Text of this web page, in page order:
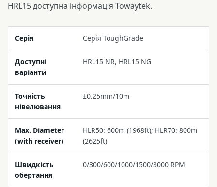
HRL15 доступна інформація Towaytek.
Серія Серія ToughGrade
Доступні
варіанти
HRL15 NR, HRL15 NG
Точність
нівелювання
±0.25mm/10m
Max. Diameter
(with receiver)
HLR50: 600m (1968ft); HLR70: 800m
(2625ft)
Швидкість
обертання
0/300/600/1000/1500/3000 RPM